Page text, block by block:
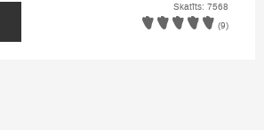
Skatīts: 7568
(9)